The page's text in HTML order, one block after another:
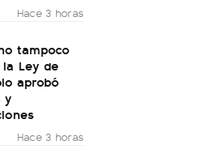
Hace 3 horas
tampoco
Ley de
aprobó
y
Hace 3 horas